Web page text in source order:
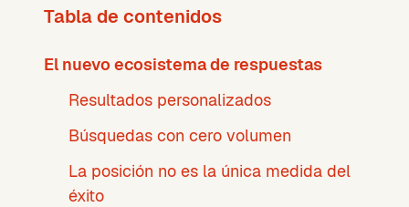
Tabla de contenidos
El nuevo ecosistema de respuestas
Resultados personalizados
Búsquedas con cero volumen
La posición no es la única medida del
éxito